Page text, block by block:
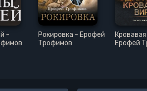
-
Рокировка - Ерофей
Трофимов
Ерофей